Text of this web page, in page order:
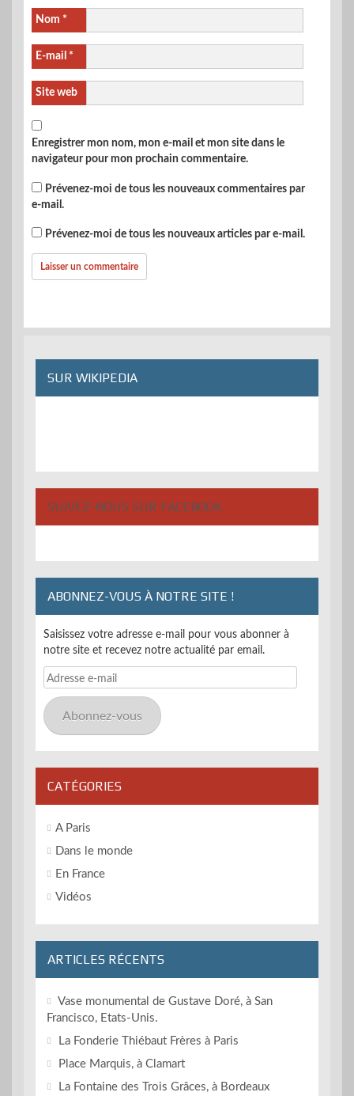
Nom *
E-mail *
Site web
Enregistrer mon nom, mon e-mail et mon site dans le
navigateur pour mon prochain commentaire.
Prévenez-moi de tous les nouveaux commentaires par
e-mail.
Prévenez-moi de tous les nouveaux articles par e-mail.
SUR WIKIPEDIA
SUIVEZ-NOUS SUR FACEBOOK
ABONNEZ-VOUS À NOTRE SITE !
Saisissez votre adresse e-mail pour vous abonner à
notre site et recevez notre actualité par email.
Adresse
e-
mail
Abonnez-vous
CATÉGORIES
A Paris
Dans le monde
En France
Vidéos
ARTICLES RÉCENTS
Vase monumental de Gustave Doré, à San
Francisco, Etats-Unis.
La Fonderie Thiébaut Frères à Paris
Place Marquis, à Clamart
La Fontaine des Trois Grâces, à Bordeaux